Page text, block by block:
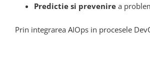
Predictie si prevenirea
Prin integrarea AIOps in procesele